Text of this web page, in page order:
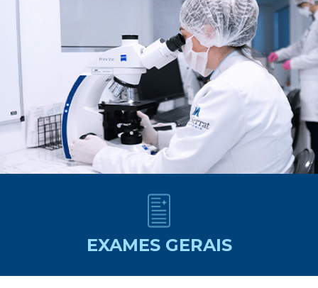
EXAMES GERAIS